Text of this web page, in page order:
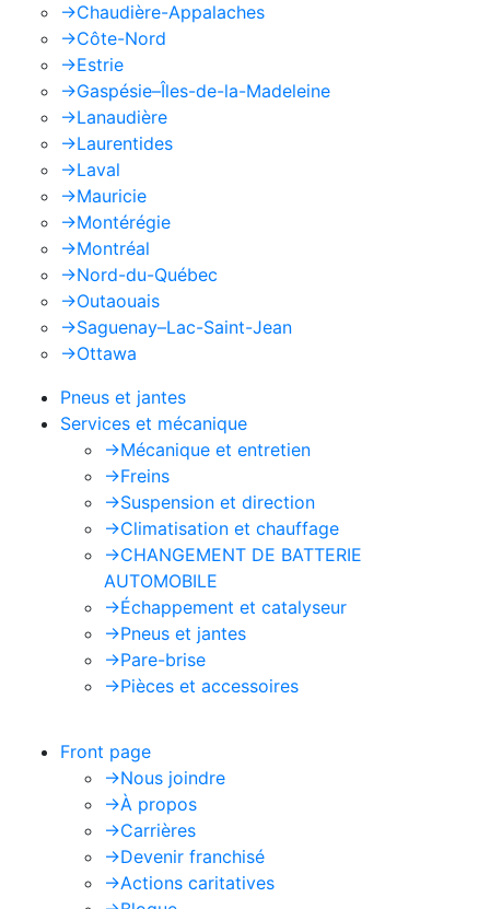
->Chaudière-Appalaches
->Côte-Nord
->Estrie
->Gaspésie–Îles-de-la-Madeleine
->Lanaudière
->Laurentides
->Laval
->Mauricie
->Montérégie
->Montréal
->Nord-du-Québec
->Outaouais
->Saguenay–Lac-Saint-Jean
->Ottawa
Pneus et jantes
Services et mécanique
->Mécanique et entretien
->Freins
->Suspension et direction
->Climatisation et chauffage
->CHANGEMENT DE BATTERIE
AUTOMOBILE
->Échappement et catalyseur
->Pneus et jantes
->Pare-brise
->Pièces et accessoires
Front page
->Nous joindre
->À propos
->Carrières
->Devenir franchisé
->Actions caritatives